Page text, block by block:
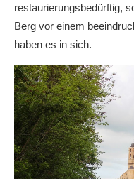
restaurierungsbedürftig,
Berg vor einem
haben es in sich.